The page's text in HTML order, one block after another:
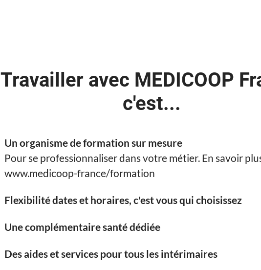
Travailler avec MEDICOOP
c'est...
Un organisme de formation sur mesure
Pour se professionnaliser dans votre métier. En savoir
www.medicoop-france/formation
Flexibilité dates et horaires, c'est vous qui choisissez
Une complémentaire santé dédiée
Des aides et services pour tous les intérimaires